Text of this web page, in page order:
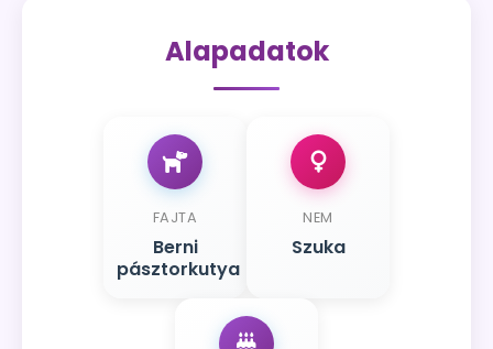
Alapadatok
FAJTA
Berni
pásztorkutya
NEM
Szuka